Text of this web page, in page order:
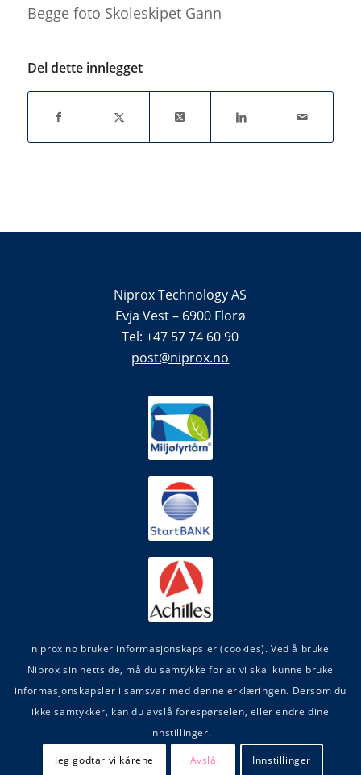
Begge foto Skoleskipet Gann
Del dette innlegget
Niprox Technology AS
Evja Vest – 6900 Florø
Tel: +47 57 74 60 90
post@niprox.no
niprox.no bruker informasjonskapsler (cookies). Ved å bruke
Niprox sin nettside, må du samtykke for at vi skal kunne bruke
informasjonskapsler i samsvar med denne erklæringen. Dersom du
ikke samtykker, kan du avslå forespørselen, eller endre dine
innstillinger.
Jeg godtar vilkårene Avslå Innstillinger